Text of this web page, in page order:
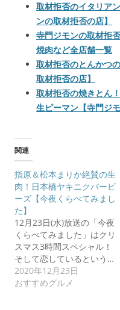
取材拒否のイタリア
ンの取材拒否の店】
寺門ジモンの取材拒
焼肉など全店舗一覧
取材拒否のとんかつ
取材拒否の店】
取材拒否の焼きとん
生ピーマン【寺門ジ
関連
指原＆松本まりか絶賛の生
肉！日本橋ヤキニクバービ
ーズ【今夜くらべてみまし
た】
12月23日(水)放送の「今夜
くらべてみました」はクリ
スマス3時間スペシャル！
そして恋しているという…
2020年12月23日
おすすめグルメ